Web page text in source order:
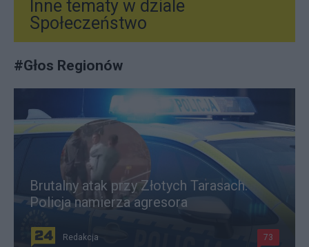
Inne tematy w dziale
Społeczeństwo
#Głos Regionów
Brutalny atak przy Złotych Tarasach.
Policja namierza agresora
Redakcja 73